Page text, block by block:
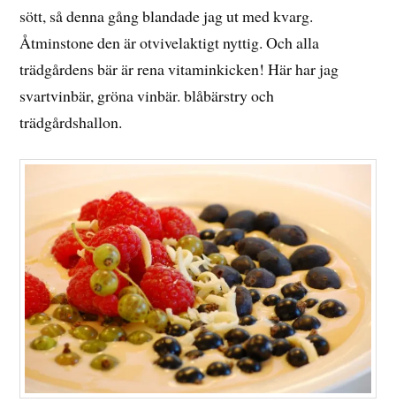
sött, så denna gång blandade jag ut med kvarg.
Åtminstone den är otvivelaktigt nyttig. Och alla
trädgårdens bär är rena vitaminkicken! Här har jag
svartvinbär, gröna vinbär. blåbärstry och
trädgårdshallon.